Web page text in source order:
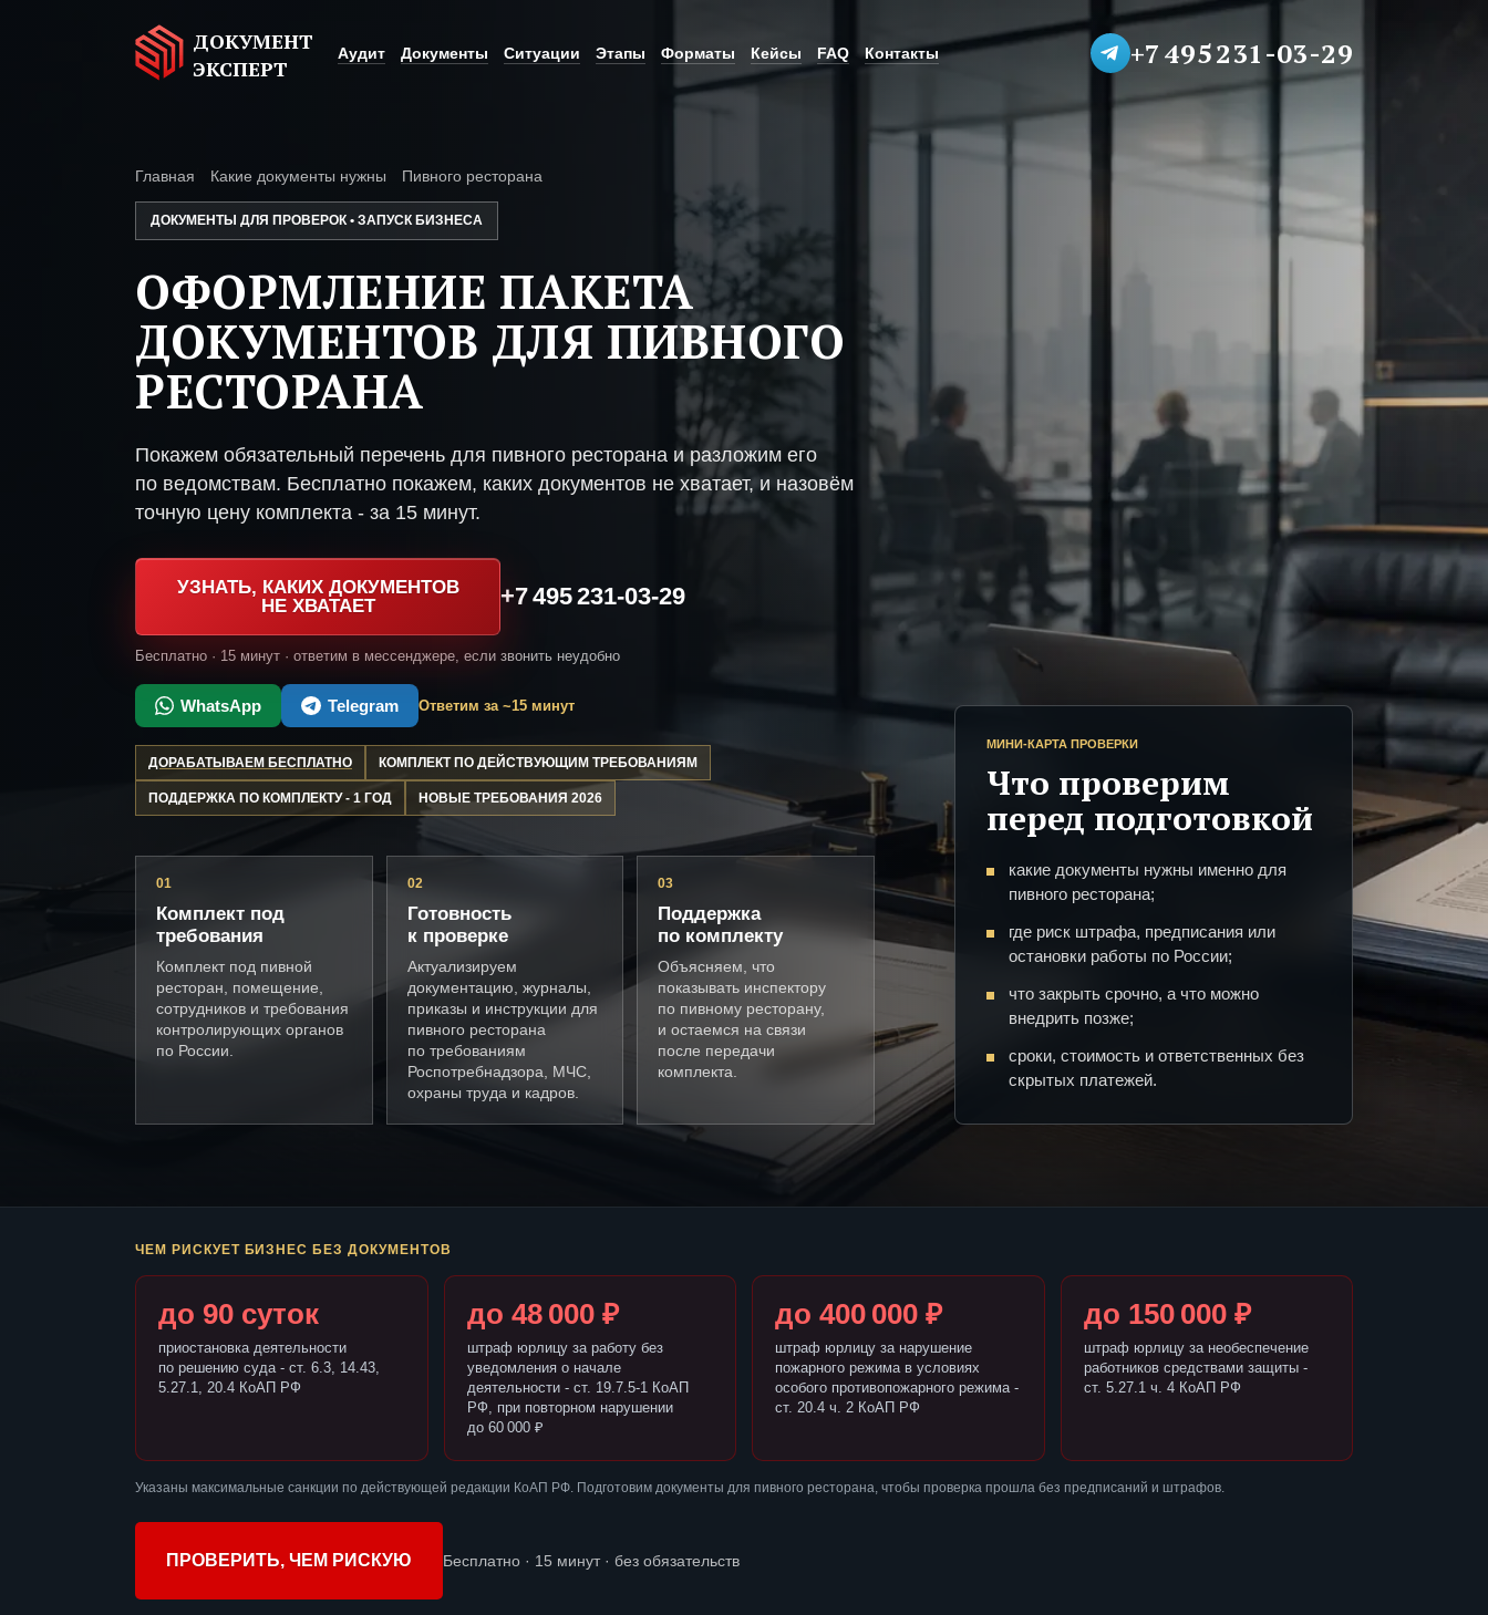
ДОКУМЕНТ
ЭКСПЕРТ
Аудит Документы Ситуации Этапы Форматы Кейсы FAQ Контакты +7 495 231-03-29
Главная Какие документы нужны Пивного ресторана
ДОКУМЕНТЫ ДЛЯ ПРОВЕРОК • ЗАПУСК БИЗНЕСА
ОФОРМЛЕНИЕ ПАКЕТА
ДОКУМЕНТОВ ДЛЯ ПИВНОГО
РЕСТОРАНА
Покажем обязательный перечень для пивного ресторана и разложим его
по ведомствам. Бесплатно покажем, каких документов не хватает, и назовём
точную цену комплекта - за 15 минут.
УЗНАТЬ, КАКИХ ДОКУМЕНТОВ
НЕ ХВАТАЕТ
+7 495 231-03-29
Бесплатно · 15 минут · ответим в мессенджере, если звонить неудобно
WhatsApp Telegram Ответим за ~15 минут
ДОРАБАТЫВАЕМ БЕСПЛАТНО КОМПЛЕКТ ПО ДЕЙСТВУЮЩИМ ТРЕБОВАНИЯМ
ПОДДЕРЖКА ПО КОМПЛЕКТУ - 1 ГОД НОВЫЕ ТРЕБОВАНИЯ 2026
01
Комплект под
требования
Комплект под пивной
ресторан, помещение,
сотрудников и требования
контролирующих органов
по России.
02
Готовность
к проверке
Актуализируем
документацию, журналы,
приказы и инструкции для
пивного ресторана
по требованиям
Роспотребнадзора, МЧС,
охраны труда и кадров.
03
Поддержка
по комплекту
Объясняем, что
показывать инспектору
по пивному ресторану,
и остаемся на связи
после передачи
комплекта.
МИНИ-КАРТА ПРОВЕРКИ
Что проверим
перед подготовкой
какие документы нужны именно для
пивного ресторана;
где риск штрафа, предписания или
остановки работы по России;
что закрыть срочно, а что можно
внедрить позже;
сроки, стоимость и ответственных без
скрытых платежей.
ЧЕМ РИСКУЕТ БИЗНЕС БЕЗ ДОКУМЕНТОВ
до 90 суток
приостановка деятельности
по решению суда - ст. 6.3, 14.43,
5.27.1, 20.4 КоАП РФ
до 48 000 ₽
штраф юрлицу за работу без
уведомления о начале
деятельности - ст. 19.7.5-1 КоАП
РФ, при повторном нарушении
до 60 000 ₽
до 400 000 ₽
штраф юрлицу за нарушение
пожарного режима в условиях
особого противопожарного режима -
ст. 20.4 ч. 2 КоАП РФ
до 150 000 ₽
штраф юрлицу за необеспечение
работников средствами защиты -
ст. 5.27.1 ч. 4 КоАП РФ
Указаны максимальные санкции по действующей редакции КоАП РФ. Подготовим документы для пивного ресторана, чтобы проверка прошла без предписаний и штрафов.
ПРОВЕРИТЬ, ЧЕМ РИСКУЮ Бесплатно · 15 минут · без обязательств